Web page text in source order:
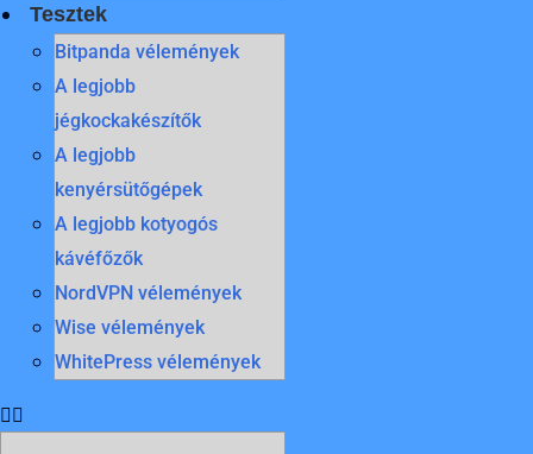
Tesztek
Bitpanda vélemények
A legjobb
jégkockakészítők
A legjobb
kenyérsütőgépek
A legjobb kotyogós
kávéfőzők
NordVPN vélemények
Wise vélemények
WhitePress vélemények